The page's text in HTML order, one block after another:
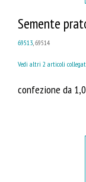
Semente
69513, 69514
Vedi altri 2 articoli
confezione da